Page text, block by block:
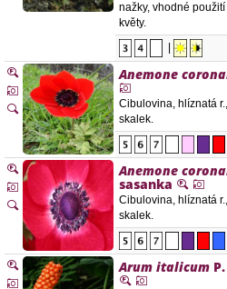
nažky, vhodné
květy.
Anemone
Cibulovina, hlíznatá
skalek.
Anemone
sasanka
Cibulovina, hlíznatá
skalek.
Arum italicum